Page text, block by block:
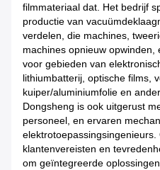
filmmateriaal dat. Het bedrijf
productie van
verdelen, die machines,
machines opnieuw opwinden,
voor gebieden van
lithiumbatterij, optische films,
kuiper/aluminiumfolie en
Dongsheng is ook uitgerust
personeel, en ervaren
elektrotoepassingsingenieurs.
klantenvereisten en
om geïntegreerde